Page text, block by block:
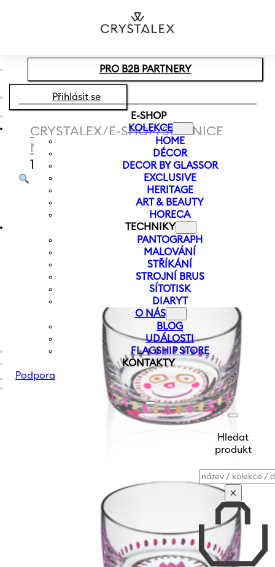
Přeskočit na zápatí
PRO B2B PARTNERY
Přihlásit se
E-SHOP
KOLEKCE
HOME
DÉCOR
DECOR BY GLASSOR
EXCLUSIVE
HERITAGE
ART & BEAUTY
HORECA
TECHNIKY
PANTOGRAPH
MALOVÁNÍ
STŘÍKÁNÍ
STROJNÍ BRUS
SÍTOTISK
DIARYT
O NÁS
BLOG
UDÁLOSTI
FLAGSHIP STORE
KONTAKTY
Podpora
Hledat
produkt
Vyhledávání
×
CRYSTALEX/ E-SHOP/SKLENICE
NA VÍNO
SKLENICE CANDYLAND
150 ML